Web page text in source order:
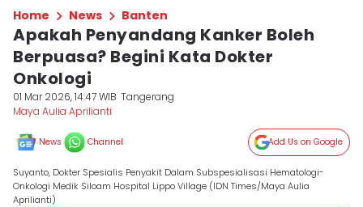
Home News Banten
Apakah Penyandang Kanker Boleh
Berpuasa? Begini Kata Dokter
Onkologi
01 Mar 2026, 14:47 WIB Tangerang
Maya Aulia Aprilianti
News Channel Add Us on Google
Suyanto, Dokter Spesialis Penyakit Dalam Subspesialisasi Hematologi-
Onkologi Medik Siloam Hospital Lippo Village (IDN Times/Maya Aulia
Aprilianti)